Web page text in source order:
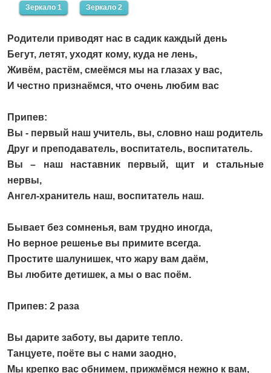
Зеркало 1 Зеркало 2
Родители приводят нас в садик каждый день
Бегут, летят, уходят кому, куда не лень,
Живём, растём, смеёмся мы на глазах у вас,
И честно признаёмся, что очень любим вас
Припев:
Вы - первый наш учитель, вы, словно наш родитель
Друг и преподаватель, воспитатель, воспитатель.
Вы – наш наставник первый, щит и стальные
нервы,
Ангел-хранитель наш, воспитатель наш.
Бывает без сомненья, вам трудно иногда,
Но верное решенье вы примите всегда.
Простите шалунишек, что жару вам даём,
Вы любите детишек, а мы о вас поём.
Припев: 2 раза
Вы дарите заботу, вы дарите тепло.
Танцуете, поёте вы с нами заодно,
Мы крепко вас обнимем, прижмёмся нежно к вам,